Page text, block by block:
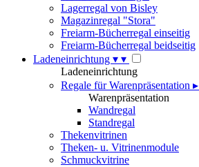
Lagerregal von Bisley
Magazinregal "Stora"
Freiarm-Bücherregal einseitig
Freiarm-Bücherregal beidseitig
Ladeneinrichtung ▾ ▾
Ladeneinrichtung
Regale für Warenpräsentation ▸
Warenpräsentation
Wandregal
Standregal
Thekenvitrinen
Theken- u. Vitrinenmodule
Schmuckvitrine